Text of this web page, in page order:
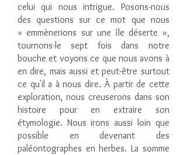
celui qui nous intrigue. Posons-nous
des questions sur ce mot que nous
« emmènerions sur une île déserte »,
tournons-le sept fois dans notre
bouche et voyons ce que nous avons à
en dire, mais aussi et peut-être surtout
ce qu'il a à nous dire. À partir de cette
exploration, nous creuserons dans son
histoire pour en extraire son
étymologie. Nous irons aussi loin que
possible en devenant des
paléontographes en herbes. La somme